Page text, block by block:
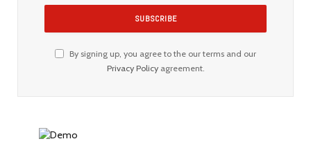
By signing up, you agree to the our terms and our
Privacy Policyagreement.